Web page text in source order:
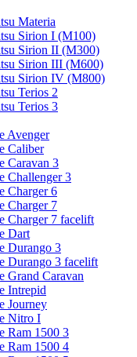
Materia
Sirion I (M100)
Sirion II (M300)
Sirion III (M600)
Sirion IV (M800)
Terios 2
Terios 3
Avenger
Caliber
Caravan 3
Challenger 3
Charger 6
Charger 7
Charger 7 facelift
Dart
Durango 3
Durango 3 facelift
Grand Caravan
Intrepid
Journey
Nitro I
Ram 1500 3
Ram 1500 4